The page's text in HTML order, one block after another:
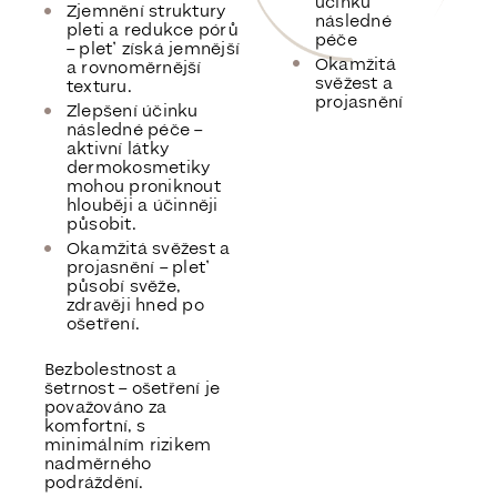
Zjemnění struktury
pleti a redukce pórů
– pleť získá jemnější
a rovnoměrnější
texturu.
Zlepšení účinku
následné péče–
aktivní látky
dermokosmetiky
mohou proniknout
hlouběji a účinněji
působit.
Okamžitá svěžest a
projasnění – pleť
působí svěže,
zdravěji hned po
ošetření.
Bezbolestnost a
šetrnost– ošetření je
považováno za
komfortní, s
minimálním rizikem
nadměrného
podráždění.
následné
péče
Okamžitá
svěžest a
projasnění